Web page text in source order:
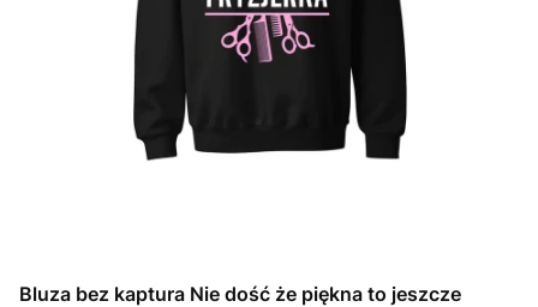
Bluza bez kaptura Nie dość że piękna to jeszcze